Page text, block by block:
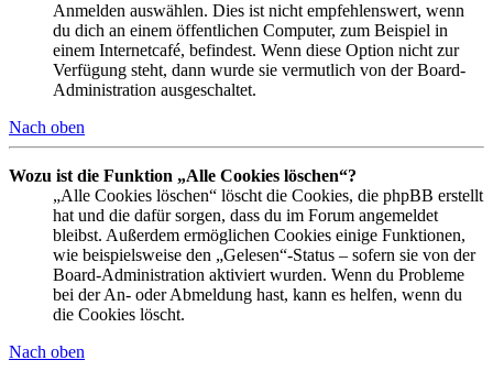
Anmelden auswählen. Dies ist nicht empfehlenswert, wenn
du dich an einem öffentlichen Computer, zum Beispiel in
einem Internetcafé, befindest. Wenn diese Option nicht zur
Verfügung steht, dann wurde sie vermutlich von der Board-
Administration ausgeschaltet.
Nach oben
Wozu ist die Funktion „Alle Cookies löschen“?
„Alle Cookies löschen“ löscht die Cookies, die phpBB erstellt
hat und die dafür sorgen, dass du im Forum angemeldet
bleibst. Außerdem ermöglichen Cookies einige Funktionen,
wie beispielsweise den „Gelesen“-Status – sofern sie von der
Board-Administration aktiviert wurden. Wenn du Probleme
bei der An- oder Abmeldung hast, kann es helfen, wenn du
die Cookies löscht.
Nach oben